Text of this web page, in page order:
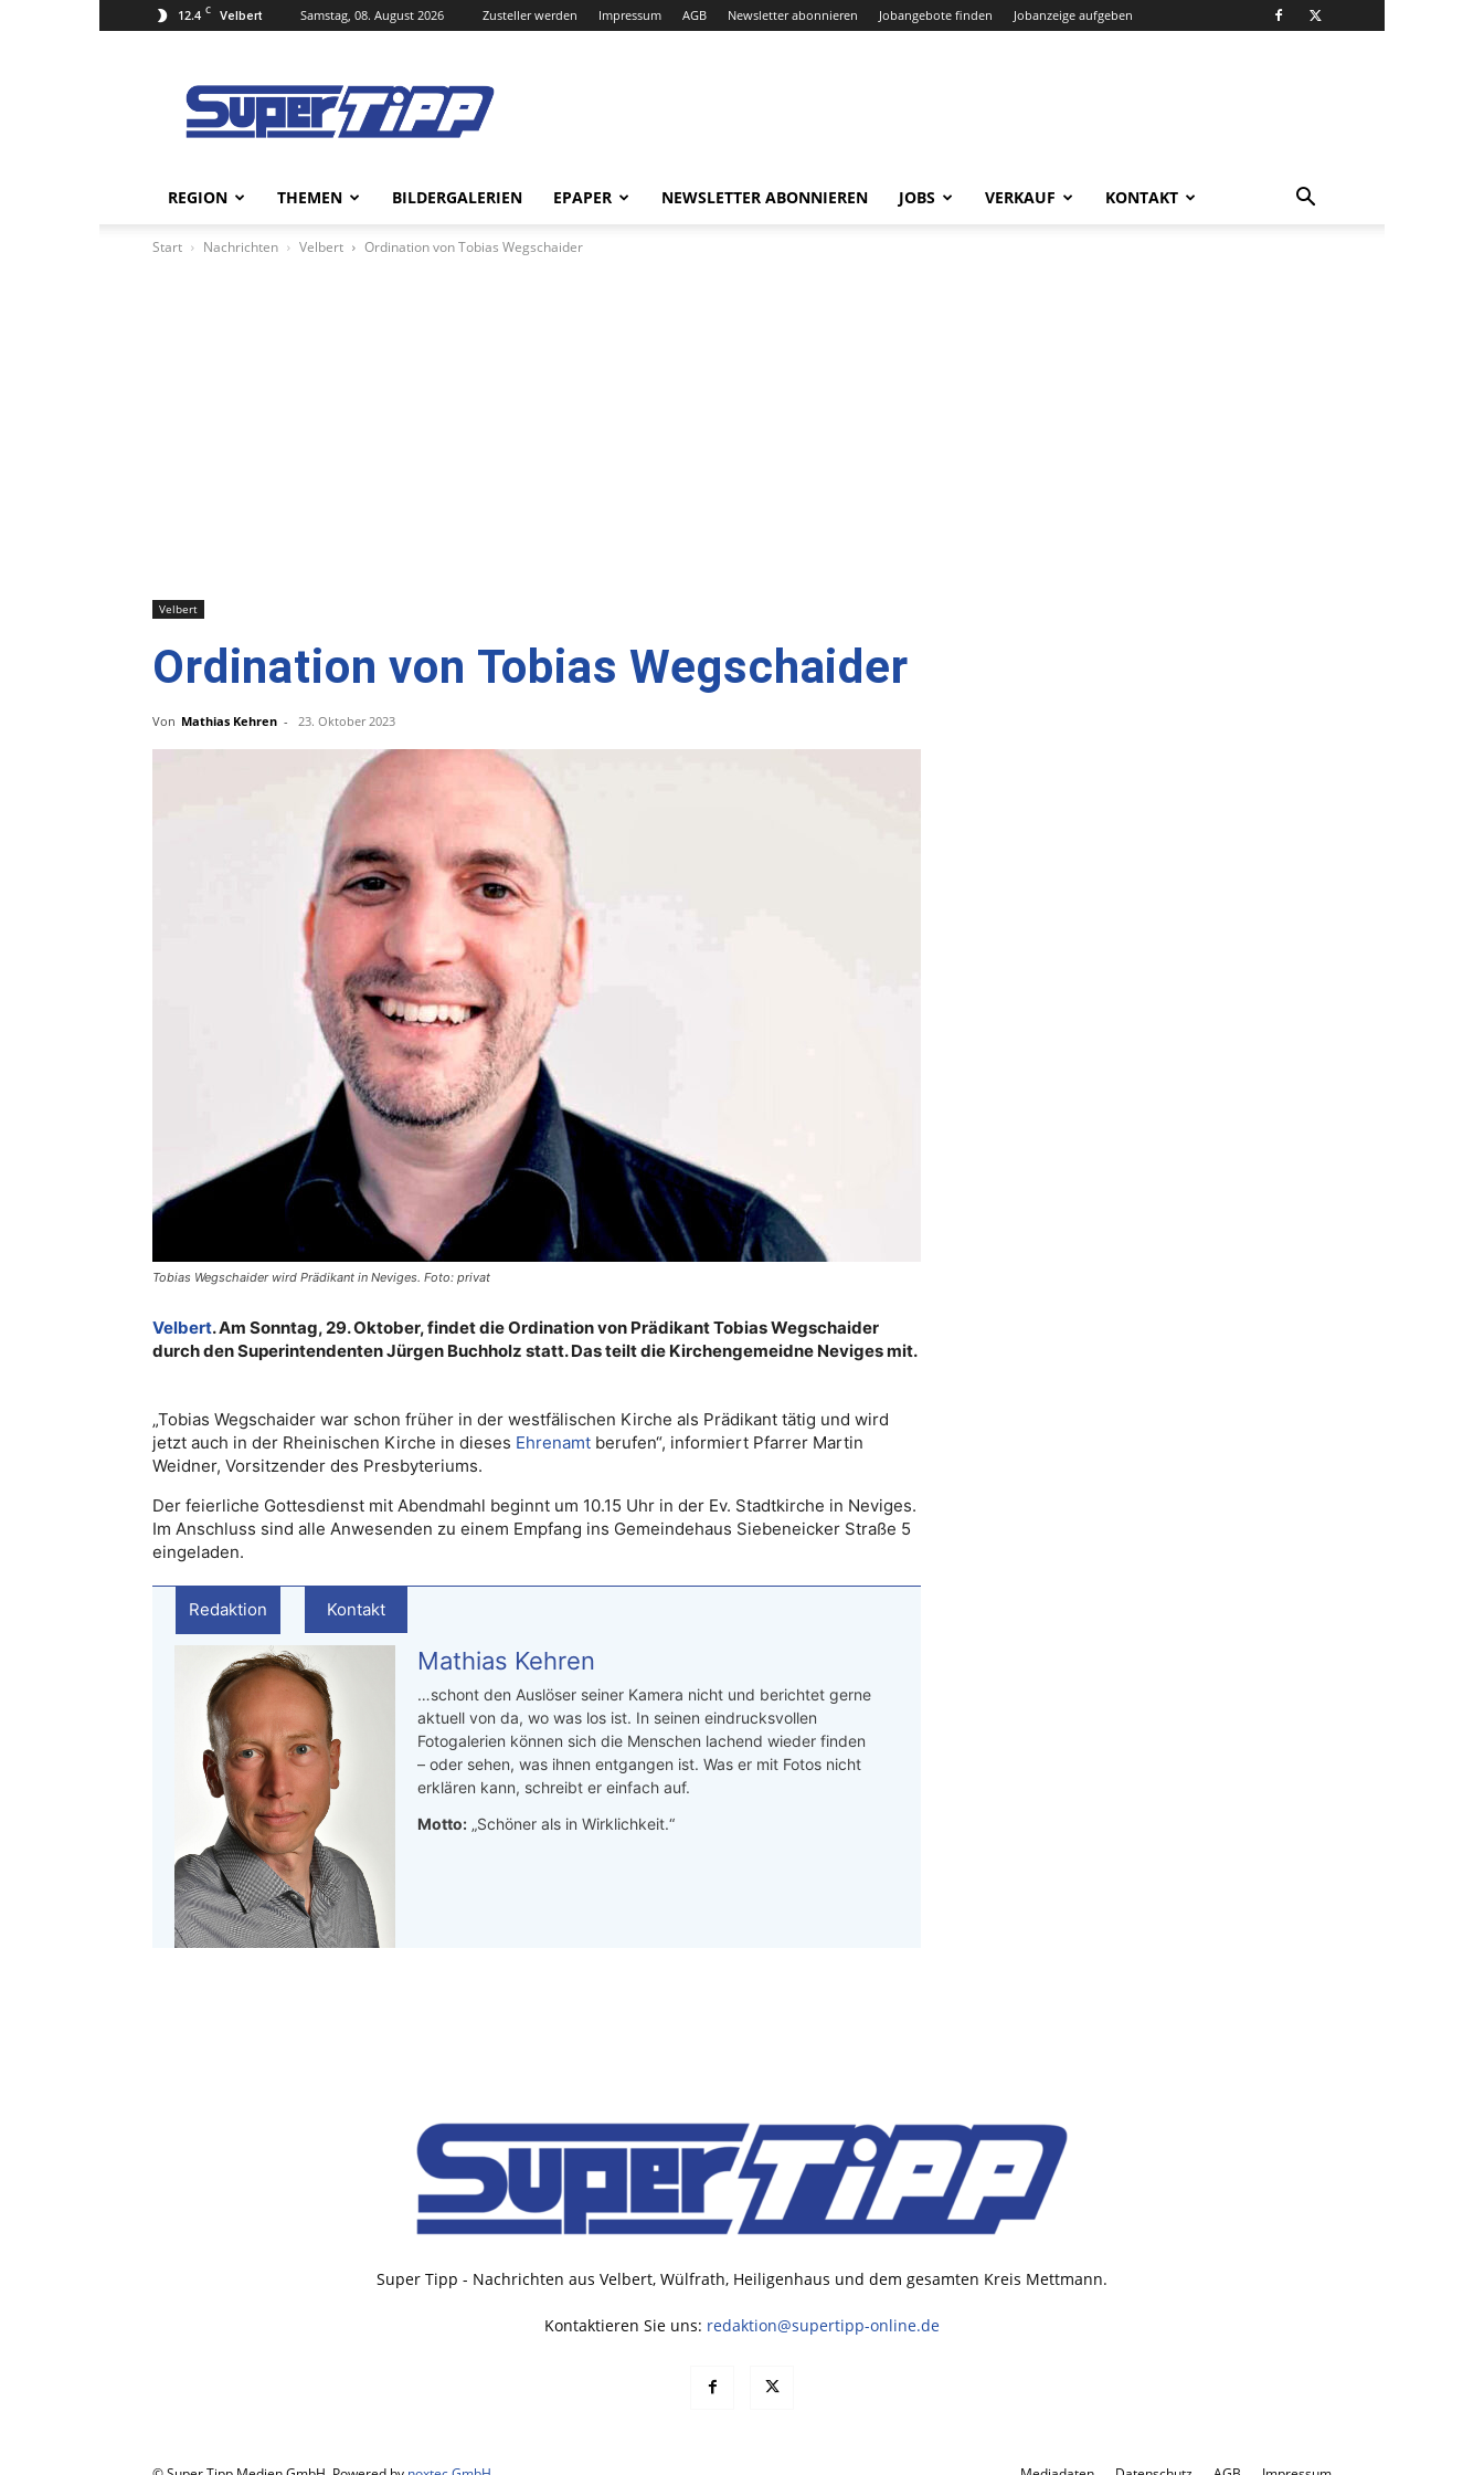
12.4 C Velbert Samstag, 08. August 2026 Zusteller werden Impressum AGB Newsletter abonnieren Jobangebote finden Jobanzeige aufgeben
Tipp
Online
REGION THEMEN BILDERGALERIEN EPAPER NEWSLETTER ABONNIEREN JOBS VERKAUF KONTAKT
Start Nachrichten Velbert Ordination von Tobias Wegschaider
Velbert
Ordination von Tobias Wegschaider
Von Mathias Kehren - 23. Oktober 2023
Tobias Wegschaider wird Prädikant in Neviges. Foto: privat
Velbert. Am Sonntag, 29. Oktober, findet die Ordination von Prädikant Tobias Wegschaider
durch den Superintendenten Jürgen Buchholz statt. Das teilt die Kirchengemeidne Neviges mit.
„Tobias Wegschaider war schon früher in der westfälischen Kirche als Prädikant tätig und wird
jetzt auch in der Rheinischen Kirche in dieses Ehrenamt berufen“, informiert Pfarrer Martin
Weidner, Vorsitzender des Presbyteriums.
Der feierliche Gottesdienst mit Abendmahl beginnt um 10.15 Uhr in der Ev. Stadtkirche in Neviges.
Im Anschluss sind alle Anwesenden zu einem Empfang ins Gemeindehaus Siebeneicker Straße 5
eingeladen.
Redaktion Kontakt
Mathias Kehren
…schont den Auslöser seiner Kamera nicht und berichtet gerne
aktuell von da, wo was los ist. In seinen eindrucksvollen
Fotogalerien können sich die Menschen lachend wieder finden
– oder sehen, was ihnen entgangen ist. Was er mit Fotos nicht
erklären kann, schreibt er einfach auf.
Motto: „Schöner als in Wirklichkeit.“
Super Tipp - Nachrichten aus Velbert, Wülfrath, Heiligenhaus und dem gesamten Kreis Mettmann.
Kontaktieren Sie uns: redaktion@supertipp-online.de